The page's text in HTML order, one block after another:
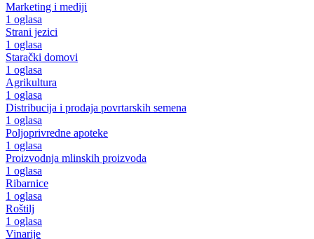
Marketing i mediji
1 oglasa
Strani jezici
1 oglasa
Starački domovi
1 oglasa
Agrikultura
1 oglasa
Distribucija i prodaja povrtarskih semena
1 oglasa
Poljoprivredne apoteke
1 oglasa
Proizvodnja mlinskih proizvoda
1 oglasa
Ribarnice
1 oglasa
Roštilj
1 oglasa
Vinarije